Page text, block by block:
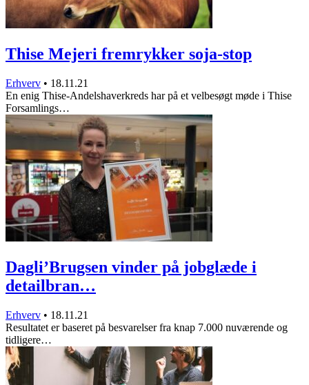
Thise Mejeri fremrykker soja-stop
Erhverv • 18.11.21
En enig Thise-Andelshaverkreds har på et velbesøgt møde i Thise
Forsamlings…
Dagli’Brugsen vinder på jobglæde i
detailbran…
Erhverv • 18.11.21
Resultatet er baseret på besvarelser fra knap 7.000 nuværende og
tidligere…